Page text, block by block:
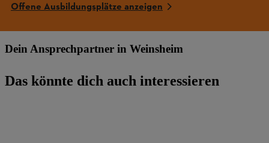
Offene Ausbildungsplätze anzeigen
Dein Ansprechpartner in Weinsheim
Das könnte dich auch interessieren